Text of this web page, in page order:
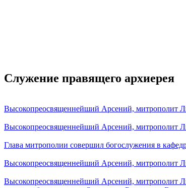
Служение правящего архиерея
Высокопреосвященнейший Арсений, митрополит
Высокопреосвященнейший Арсений, митрополит
Глава митрополии совершил богослужения в
Высокопреосвященнейший Арсений, митрополит
Высокопреосвященнейший Арсений, митрополит